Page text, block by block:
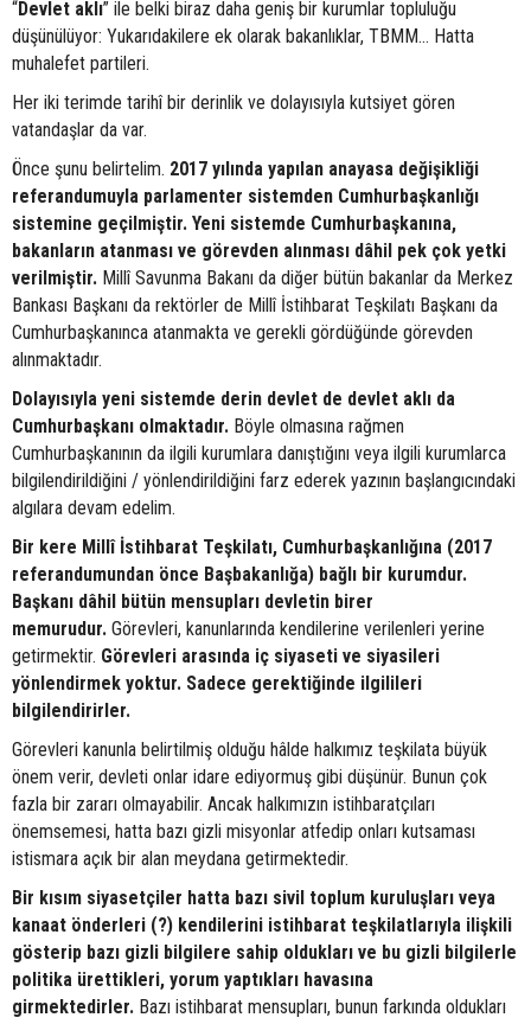
“Devlet aklı” ile belki biraz daha geniş bir kurumlar topluluğu
düşünülüyor: Yukarıdakilere ek olarak bakanlıklar, TBMM… Hatta
muhalefet partileri.
Her iki terimde tarihî bir derinlik ve dolayısıyla kutsiyet gören
vatandaşlar da var.
Önce şunu belirtelim. 2017 yılında yapılan anayasa değişikliği
referandumuyla parlamenter sistemden Cumhurbaşkanlığı
sistemine geçilmiştir. Yeni sistemde Cumhurbaşkanına,
bakanların atanması ve görevden alınması dâhil pek çok yetki
verilmiştir. Millî Savunma Bakanı da diğer bütün bakanlar da Merkez
Bankası Başkanı da rektörler de Millî İstihbarat Teşkilatı Başkanı da
Cumhurbaşkanınca atanmakta ve gerekli gördüğünde görevden
alınmaktadır.
Dolayısıyla yeni sistemde derin devlet de devlet aklı da
Cumhurbaşkanı olmaktadır. Böyle olmasına rağmen
Cumhurbaşkanının da ilgili kurumlara danıştığını veya ilgili kurumlarca
bilgilendirildiğini / yönlendirildiğini farz ederek yazının başlangıcındaki
algılara devam edelim.
Bir kere Millî İstihbarat Teşkilatı, Cumhurbaşkanlığına (2017
referandumundan önce Başbakanlığa) bağlı bir kurumdur.
Başkanı dâhil bütün mensupları devletin birer
memurudur. Görevleri, kanunlarında kendilerine verilenleri yerine
getirmektir. Görevleri arasında iç siyaseti ve siyasileri
yönlendirmek yoktur. Sadece gerektiğinde ilgilileri
bilgilendirirler.
Görevleri kanunla belirtilmiş olduğu hâlde halkımız teşkilata büyük
önem verir, devleti onlar idare ediyormuş gibi düşünür. Bunun çok
fazla bir zararı olmayabilir. Ancak halkımızın istihbaratçıları
önemsemesi, hatta bazı gizli misyonlar atfedip onları kutsaması
istismara açık bir alan meydana getirmektedir.
Bir kısım siyasetçiler hatta bazı sivil toplum kuruluşları veya
kanaat önderleri (?) kendilerini istihbarat teşkilatlarıyla ilişkili
gösterip bazı gizli bilgilere sahip oldukları ve bu gizli bilgilerle
politika ürettikleri, yorum yaptıkları havasına
girmektedirler. Bazı istihbarat mensupları, bunun farkında oldukları